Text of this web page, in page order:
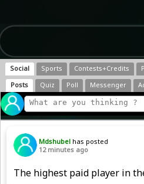
Social Sports Contests+Credits
Posts
Quiz Poll Messenger
Mdshubel has posted
12 minutes ago
The highest paid player in